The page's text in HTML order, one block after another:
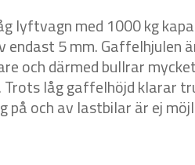
lyftvagn med 1000 kg
endast 5 mm. Gaffelhjulen
och därmed bullrar
Trots låg gaffelhöjd klarar
på och av lastbilar är ej